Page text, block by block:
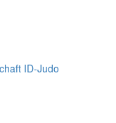
ID-Judo